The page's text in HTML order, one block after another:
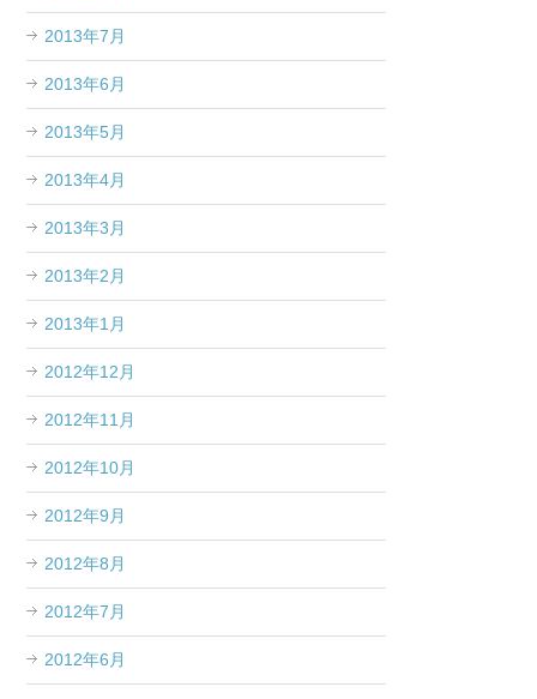
2013年7月
2013年6月
2013年5月
2013年4月
2013年3月
2013年2月
2013年1月
2012年12月
2012年11月
2012年10月
2012年9月
2012年8月
2012年7月
2012年6月